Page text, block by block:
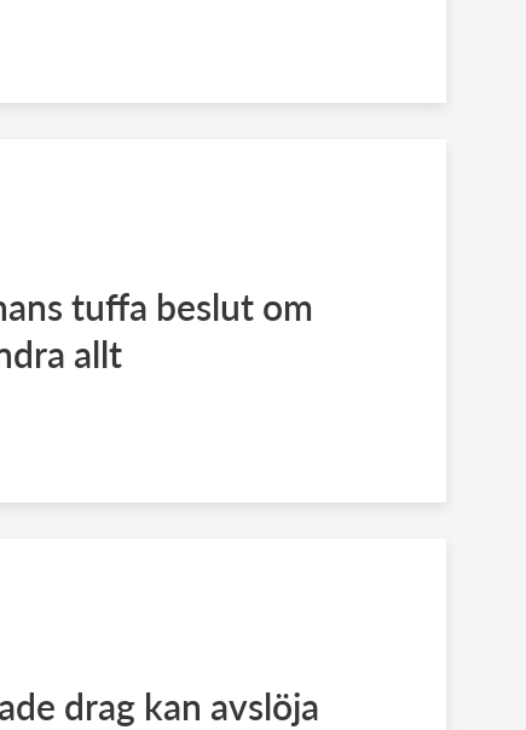
tuffa beslut om
allt
drag kan avslöja